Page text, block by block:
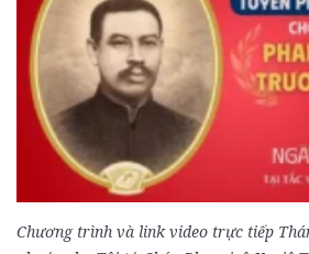
Chương trình và link video trực tiếp